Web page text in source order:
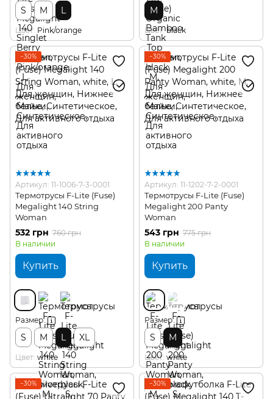
S M L
Цвет Pink/orange
M
Цвет black
−30%
Артикул: 11-1006-7-3-0001
Термотрусы F-Lite (Fuse)
Megalight 140 String
Woman
532 грн 760 грн
В наличии
Купить
Размер
S M L XL
Цвет white
−30%
Артикул: 11-1202-7-2-0001
Термотрусы F-Lite (Fuse)
Megalight 200 Panty
Woman
543 грн 775 грн
В наличии
Купить
Размер
S M
Цвет white
−30% −30%